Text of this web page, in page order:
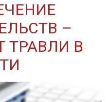
–
ТРАВЛИ В